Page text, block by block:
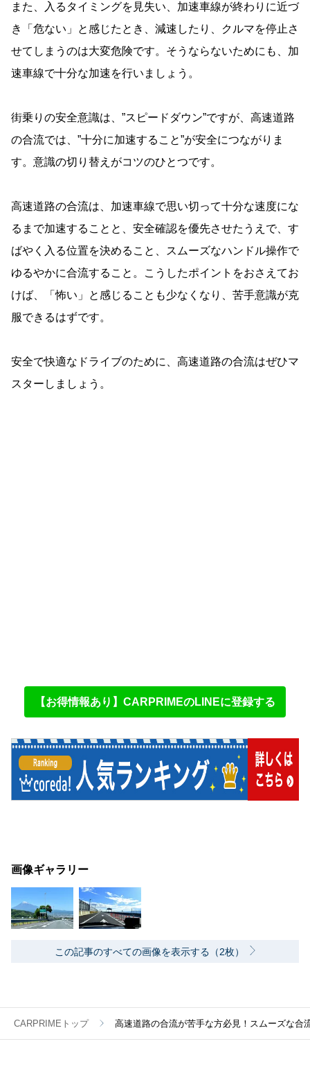
また、入るタイミングを見失い、加速車線が終わりに近づ
き「危ない」と感じたとき、減速したり、クルマを停止さ
せてしまうのは大変危険です。そうならないためにも、加
速車線で十分な加速を行いましょう。
街乗りの安全意識は、”スピードダウン”ですが、高速道路
の合流では、”十分に加速すること”が安全につながりま
す。意識の切り替えがコツのひとつです。
高速道路の合流は、加速車線で思い切って十分な速度にな
るまで加速することと、安全確認を優先させたうえで、す
ばやく入る位置を決めること、スムーズなハンドル操作で
ゆるやかに合流すること。こうしたポイントをおさえてお
けば、「怖い」と感じることも少なくなり、苦手意識が克
服できるはずです。
安全で快適なドライブのために、高速道路の合流はぜひマ
スターしましょう。
【お得情報あり】CARPRIMEのLINEに登録する
画像ギャラリー
この記事のすべての画像を表示する（2枚）
CARPRIMEトップ 高速道路の合流が苦手な方必見！スムーズな合